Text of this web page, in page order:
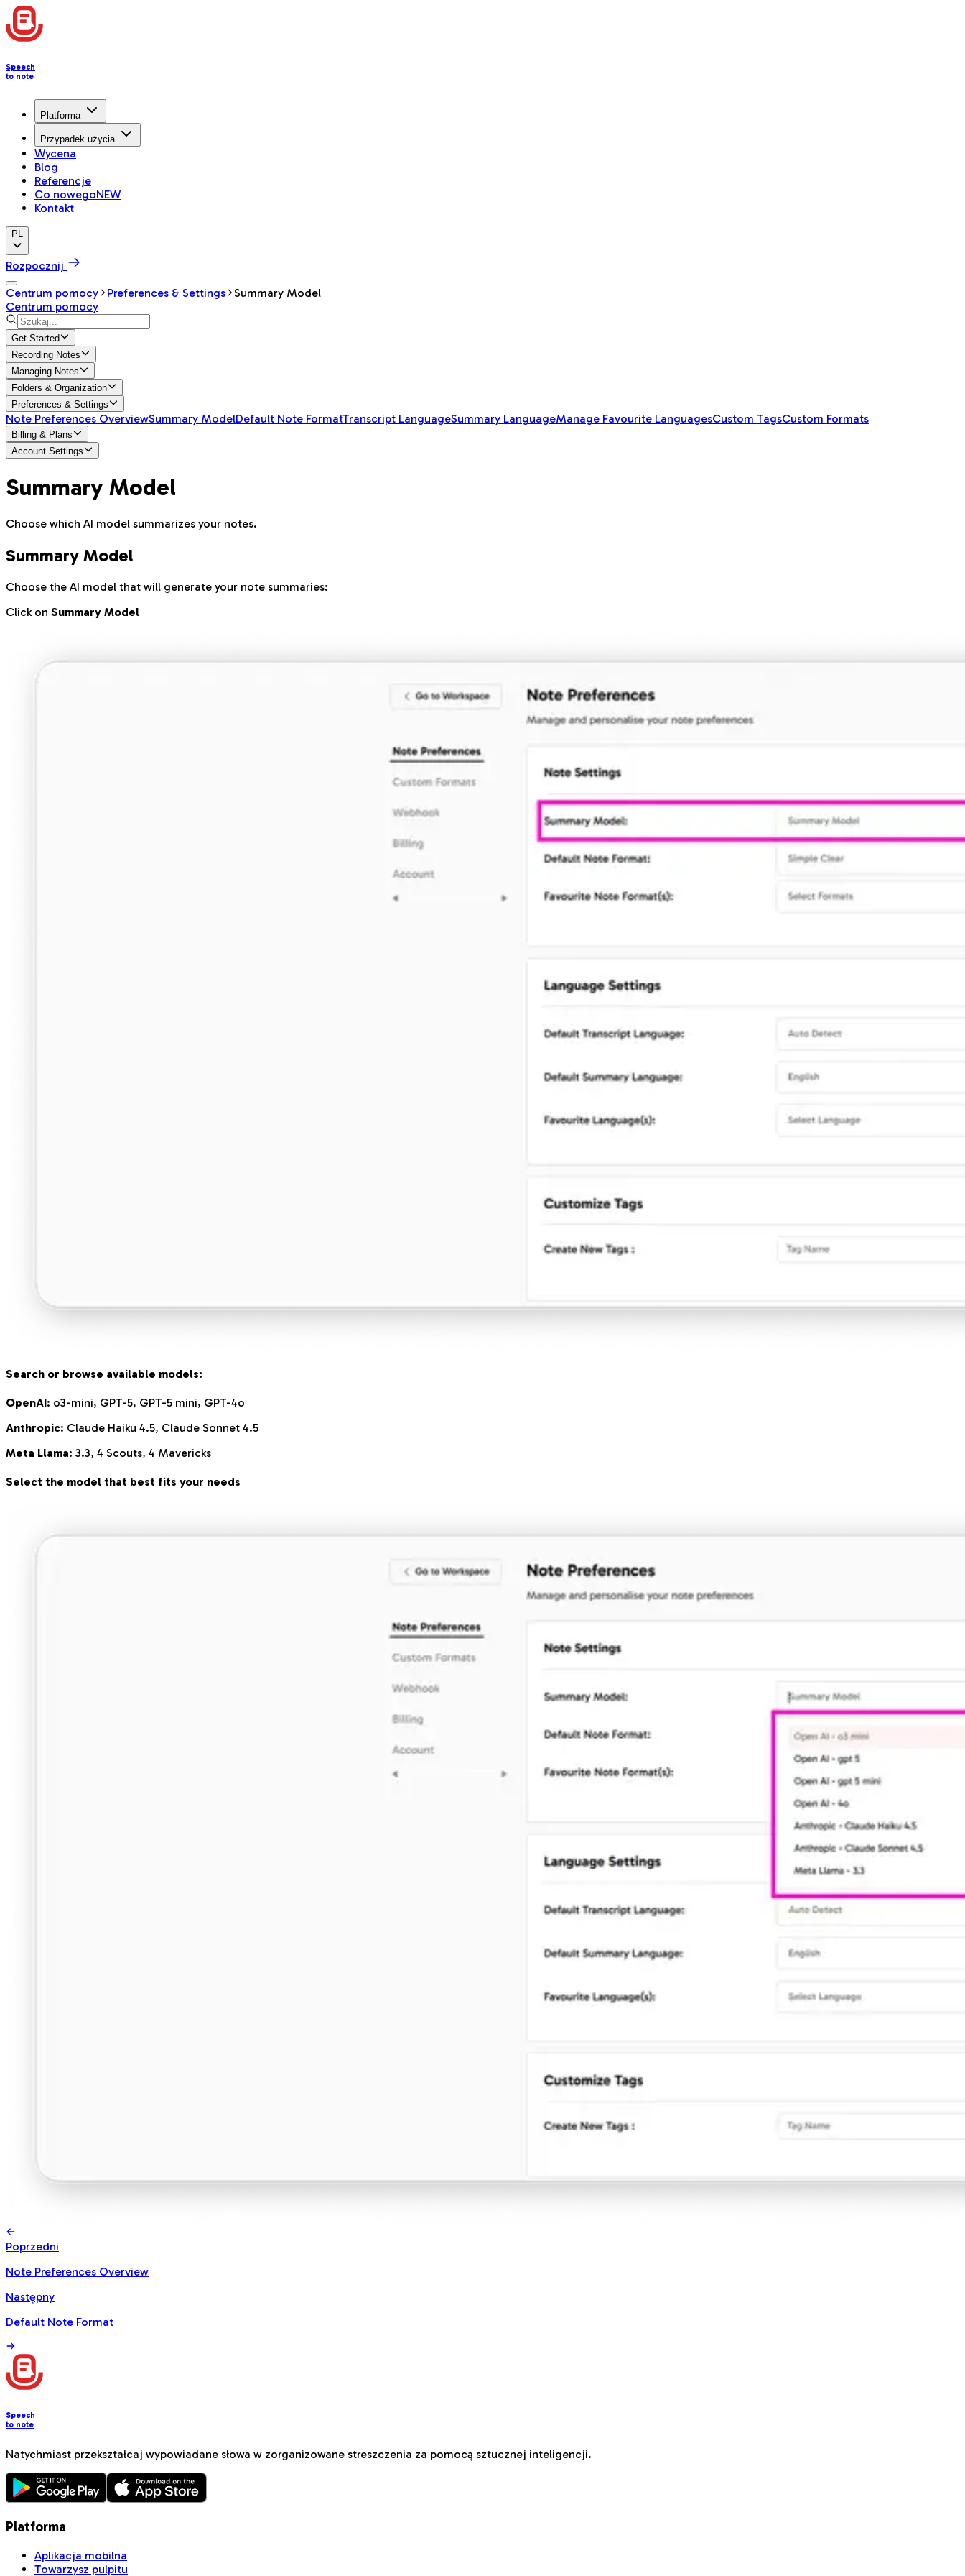
Speech
to note
Platforma
Przypadek użycia
Wycena
Blog
Referencje
Co nowegoNEW
Kontakt
PL
Rozpocznij
Centrum pomocy
Preferences & Settings
Summary Model
Centrum pomocy
Get Started
Recording Notes
Managing Notes
Folders & Organization
Preferences & Settings
Note Preferences OverviewSummary ModelDefault Note FormatTranscript LanguageSummary LanguageManage Favourite LanguagesCustom TagsCustom Formats
Billing & Plans
Account Settings
Summary Model
Choose which AI model summarizes your notes.
Summary Model
Choose the AI model that will generate your note summaries:
Click on Summary Model
Search or browse available models:
OpenAI: o3-mini, GPT-5, GPT-5 mini, GPT-4o
Anthropic: Claude Haiku 4.5, Claude Sonnet 4.5
Meta Llama: 3.3, 4 Scouts, 4 Mavericks
Select the model that best fits your needs
Poprzedni
Note Preferences Overview
Następny
Default Note Format
Speech
to note
Natychmiast przekształcaj wypowiadane słowa w zorganizowane streszczenia za pomocą sztucznej inteligencji.
Platforma
Aplikacja mobilna
Towarzysz pulpitu